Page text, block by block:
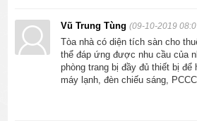
Vũ Trung Tùng(09-10-2019
Tòa nhà có diện tích sàn cho
thể đáp ứng được nhu cầu của
phòng trang bị đầy đủ thiết bị để
máy lạnh, đèn chiếu sáng,